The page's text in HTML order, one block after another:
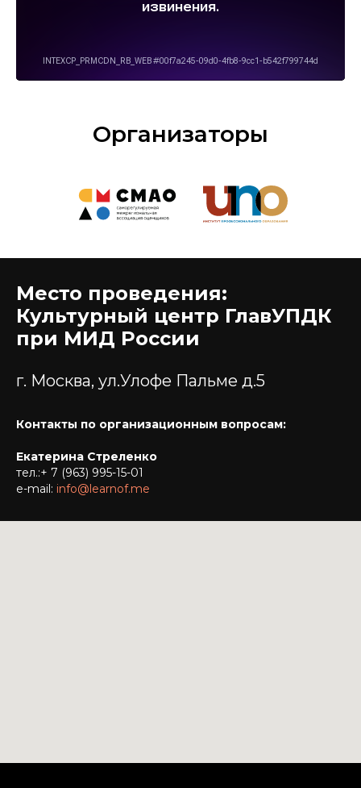
Организаторы
Место проведения:
Культурный центр ГлавУПДК
при МИД России
г. Москва, ул.Улофе Пальме д.5
Контакты по организационным вопросам:
Екатерина Стреленко
тел.:+ 7 (963) 995-15-01
e-mail: info@learnof.me